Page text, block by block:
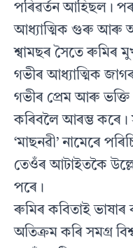
পৰিৱৰ্তন আহিছল।
আধ্যাত্মিক গুৰু আৰু
শ্বামছৰ সৈতে ৰুমিৰ
গভীৰ আধ্যাত্মিক
গভীৰ প্ৰেম আৰু ভক্তি
কৰিবলৈ আৰম্ভ কৰে।
‘মাছনৱী’ নামেৰে
তেওঁৰ আটাইতকৈ
পৰে।
ৰুমিৰ কবিতাই ভাষাৰ
অতিক্ৰম কৰি সমগ্ৰ